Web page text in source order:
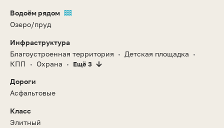
Водоём рядом
Озеро/пруд
Инфраструктура
Благоустроенная территория
• Детская площадка •
КПП • Охрана • Ещё 3
Дороги
Асфальтовые
Класс
Элитный